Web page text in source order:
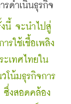
ดำเนินธุรกิจ
นี้ จะนำไปสู่
รใช้เชื้อเพลิง
ะเทศไทยใน
โน้มธุรกิจการ
ซึ่งสอดคล้อง